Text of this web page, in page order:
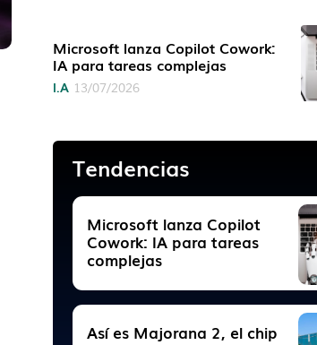
Microsoft lanza Copilot Cowork:
IA para tareas complejas
I.A 13/07/2026
Tendencias
Microsoft lanza Copilot
Cowork: IA para tareas
complejas
Así es Majorana 2, el chip